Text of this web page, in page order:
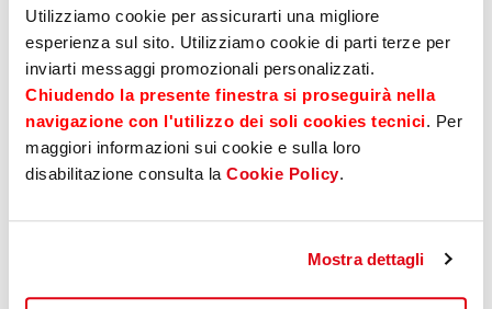
Utilizziamo cookie per assicurarti una migliore
esperienza sul sito. Utilizziamo cookie di parti terze per
inviarti messaggi promozionali personalizzati.
Chiudendo la presente finestra si proseguirà nella
navigazione con l'utilizzo dei soli cookies tecnici. Per
maggiori informazioni sui cookie e sulla loro
disabilitazione consulta la Cookie Policy.
Mostra dettagli
procedimento di mediazione.
Come ricorrere all’ABF
Il cliente potrà rivolgersi all’Arbitro Bancario
Finanziario direttamente (non si è obbligati a
ricorrere all’ausilio di un terzo), compilando un
modulo direttamente dal portale ABF
contributo spese di 20 euro, che viene rimborsato